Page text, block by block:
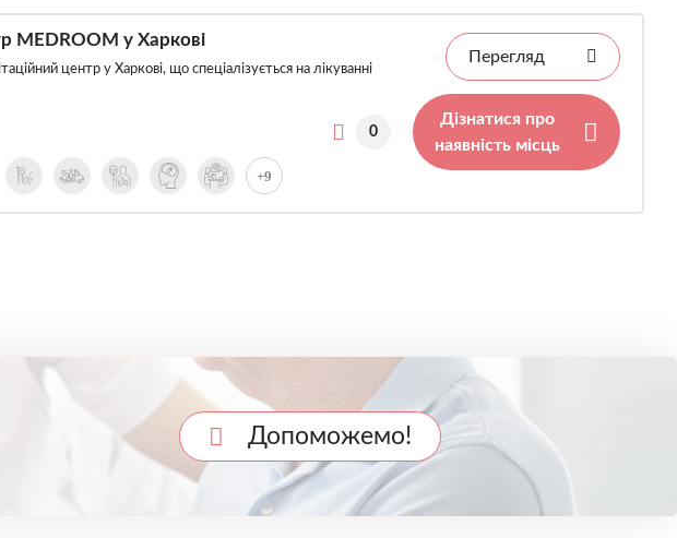
MEDROOM у Харкові
центр у Харкові, що спеціалізується на лікуванні
0
+9
Перегляд
Дізнатися про
наявність місць
Допоможемо!